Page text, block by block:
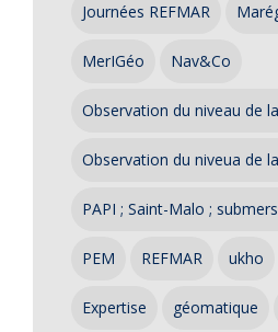
Journées REFMAR
MerIGéo Nav&Co
Observation du niveau de
Observation du niveua de
PAPI ; Saint-Malo ;
PEM REFMAR ukho
Expertise géomatique